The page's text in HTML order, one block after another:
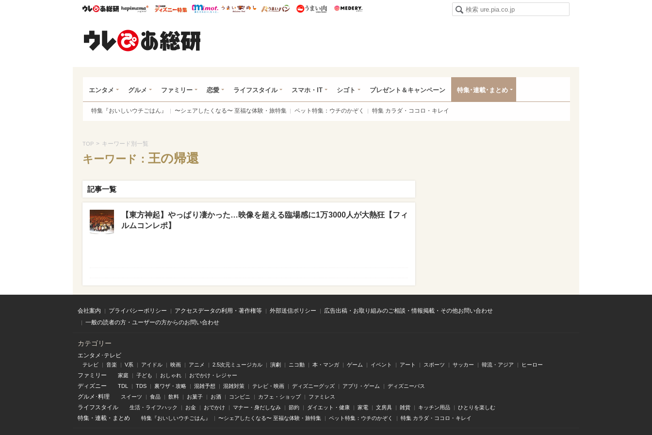
ウレぴあ総研ハピママ* ウレぴあ総研 ディズニー特集
mimot. うまいめし うまいパン うまい肉
エンタメ グルメ ファミリー 恋愛 ライフスタイル スマホ・IT シゴト プレゼント＆キャンペーン 特集･連載･まとめ
特集『おいしいウチごはん』 〜シェアしたくなる〜 至福な体験・旅特集 ペット特集：ウチのかぞく 特集 カラダ・ココロ・キレイ
TOP > キーワード別一覧
キーワード： 王の帰還
記事一覧
【東方神起】やっぱり凄かった…映像を超える臨場感に1万3000人が大熱狂【フィ
ルムコンレポ】
会社案内 プライバシーポリシー アクセスデータの利用・著作権等 外部送信ポリシー
広告出稿・お取り組みのご相談・情報掲載・その他お問い合わせ
一般の読者の方・ユーザーの方からのお問い合わせ
カテゴリー
エンタメ･テレビ
テレビ 音楽 V系 アイドル 映画 アニメ 2.5次元ミュージカル 演劇 ニコ動 本・マンガ ゲーム イベント アート スポーツ サッカー 韓流・アジア ヒーロー
ファミリー 家庭 子ども おしゃれ おでかけ・レジャー
ディズニー TDL TDS 裏ワザ・攻略 混雑予想 混雑対策 テレビ・映画 ディズニーグッズ アプリ・ゲーム ディズニーパス
グルメ･料理 スイーツ 食品 飲料 お菓子 お酒 コンビニ カフェ・ショップ ファミレス
ライフスタイル 生活・ライフハック お金 おでかけ マナー・身だしなみ 節約 ダイエット・健康 家電 文房具 雑貨 キッチン用品 ひとりを楽しむ
特集 ・ 連載 ・ まとめ 特集『おいしいウチごはん』 〜シェアしたくなる〜 至福な体験・旅特集 ペット特集：ウチのかぞく 特集 カラダ・ココロ・キレイ